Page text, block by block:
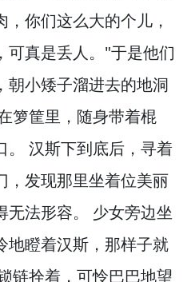
你们这么大的个儿，
可真是丢人。 "于是他们
朝小矮子溜进去的地洞
箩筐里， 随身带着棍
汉斯下到底后， 寻着
发现那里坐着位美丽
法形容。
少女旁边坐
地瞪着汉斯， 那样子就
链拴着， 可怜巴巴地望